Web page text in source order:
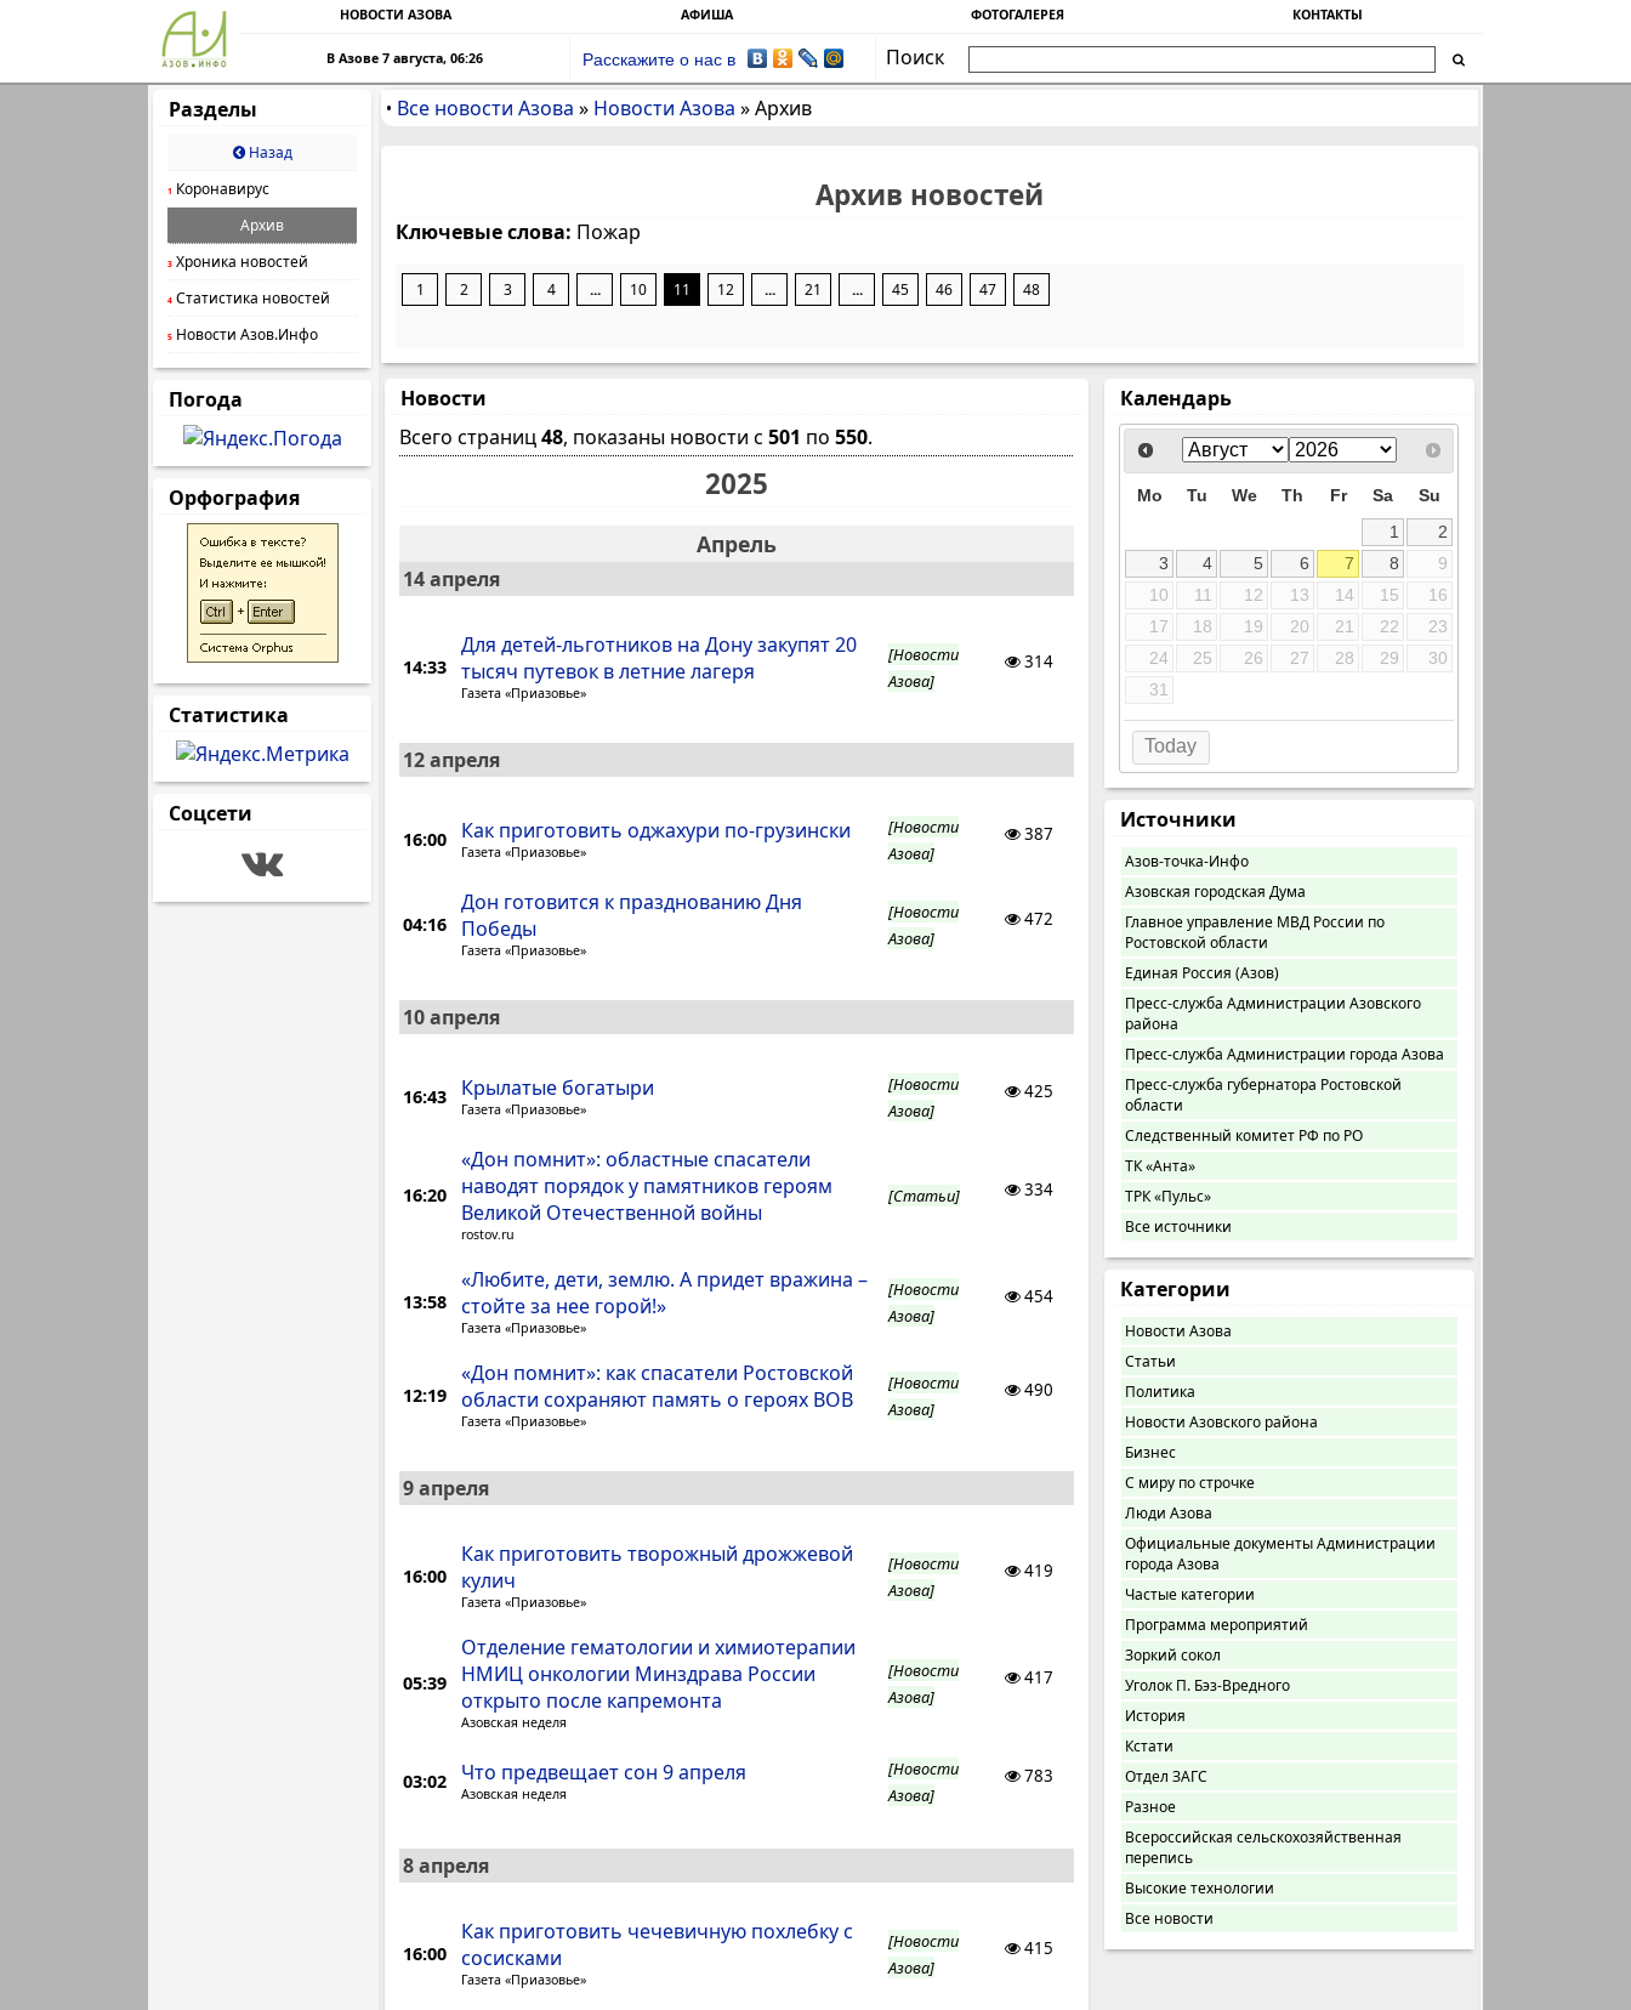
НОВОСТИ АЗОВА АФИША ФОТОГАЛЕРЕЯ КОНТАКТЫ
В Азове 7 августа, 06:26 Расскажите о нас в
Поиск
Разделы
Назад
1 Коронавирус
Архив
3 Хроника новостей
4 Статистика новостей
5 Новости Азов.Инфо
Погода
Орфография
Статистика
Соцсети
• Все новости Азова » Новости Азова »Архив
Архив новостей
Ключевые слова: Пожар
1 2 3 4 ... 10 11 12 ... 21 ... 45 46 47 48
Новости
Всего страниц48, показаны новости с 501 по 550.
2025
Апрель
14 апреля
14:33
Для детей-льготников на Дону закупят 20
тысяч путевок в летние лагеря
Газета «Приазовье»
[Новости
Азова]
314
12 апреля
16:00 Как приготовить оджахури по-грузински
Газета «Приазовье»
[Новости
Азова]
387
04:16
Дон готовится к празднованию Дня
Победы
Газета «Приазовье»
[Новости
Азова]
472
10 апреля
16:43 Крылатые богатыри
Газета «Приазовье»
[Новости
Азова]
425
16:20
«Дон помнит»: областные спасатели
наводят порядок у памятников героям
Великой Отечественной войны
rostov.ru
[Статьи] 334
13:58
«Любите, дети, землю. А придет вражина –
стойте за нее горой!»
Газета «Приазовье»
[Новости
Азова]
454
12:19
«Дон помнит»: как спасатели Ростовской
области сохраняют память о героях ВОВ
Газета «Приазовье»
[Новости
Азова]
490
9 апреля
16:00
Как приготовить творожный дрожжевой
кулич
Газета «Приазовье»
[Новости
Азова]
419
05:39
Отделение гематологии и химиотерапии
НМИЦ онкологии Минздрава России
открыто после капремонта
Азовская неделя
[Новости
Азова]
417
03:02 Что предвещает сон 9 апреля
Азовская неделя
[Новости
Азова]
783
8 апреля
16:00
Как приготовить чечевичную похлебку с
сосисками
Газета «Приазовье»
[Новости
Азова]
415
Календарь
Mo Tu We Th Fr Sa
Su
1
2
3
4 5 6 7 8
9
10
11 12 13 14 15
16
17
18 19 20 21 22
23
24
25 26 27 28 29
30
31
Today
Источники
Азов-точка-Инфо
Азовская городская Дума
Главное управление МВД России по
Ростовской области
Единая Россия (Азов)
Пресс-служба Администрации Азовского
района
Пресс-служба Администрации города Азова
Пресс-служба губернатора Ростовской
области
Следственный комитет РФ по РО
ТК «Анта»
ТРК «Пульс»
Все источники
Категории
Новости Азова
Статьи
Политика
Новости Азовского района
Бизнес
С миру по строчке
Люди Азова
Официальные документы Администрации
города Азова
Частые категории
Программа мероприятий
Зоркий сокол
Уголок П. Бэз-Вредного
История
Кстати
Отдел ЗАГС
Разное
Всероссийская сельскохозяйственная
перепись
Высокие технологии
Все новости